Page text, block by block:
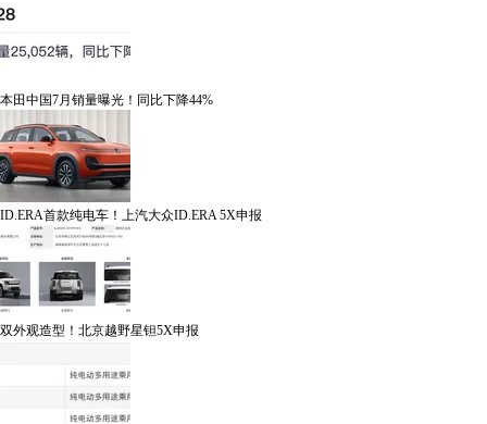
本田中国7月销量曝光！同比下降44%
ID.ERA首款纯电车！上汽大众ID.ERA 5X申报
双外观造型！北京越野星钽5X申报